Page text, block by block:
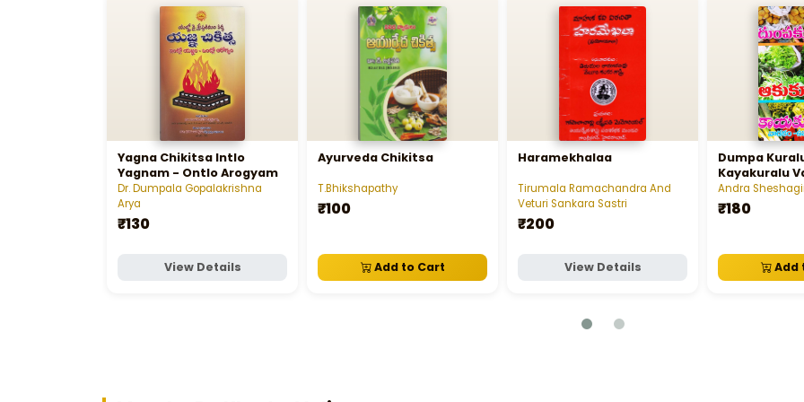
Yagna Chikitsa Intlo
Yagnam - Ontlo Arogyam
Dr. Dumpala Gopalakrishna
Arya
₹130
View Details
Ayurveda Chikitsa
T.Bhikshapathy
₹100
Add to Cart
Haramekhalaa
Tirumala Ramachandra And
Veturi Sankara Sastri
₹200
View Details
Dumpa
Kayakuralu
Upayogalu
Andra
₹180
Add